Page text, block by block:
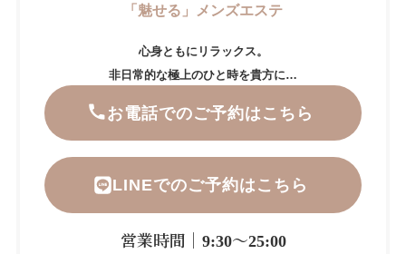
「魅せる」メンズエステ
心身ともにリラックス。
非日常的な極上のひと時を貴方に…
お電話でのご予約はこちら
LINEでのご予約はこちら
営業時間｜9:30～25:00